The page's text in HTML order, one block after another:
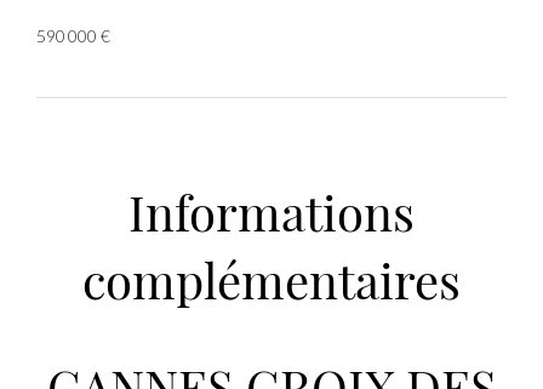
590 000 €
Informations
complémentaires